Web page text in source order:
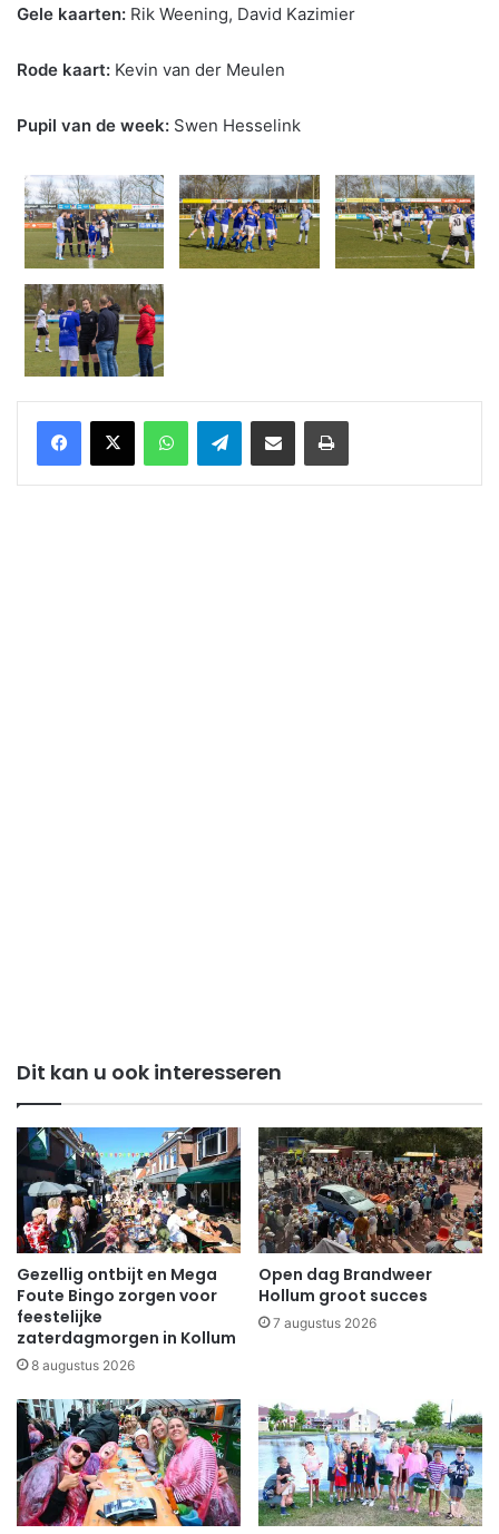
Gele kaarten: Rik Weening, David Kazimier
Rode kaart: Kevin van der Meulen
Pupil van de week: Swen Hesselink
WhatsAppTelegramDelen via Email Print
Dit kan u ook interesseren
Gezellig ontbijt en Mega
Foute Bingo zorgen voor
feestelijke
zaterdagmorgen in Kollum
8 augustus 2026
Open dag Brandweer
Hollum groot succes
7 augustus 2026